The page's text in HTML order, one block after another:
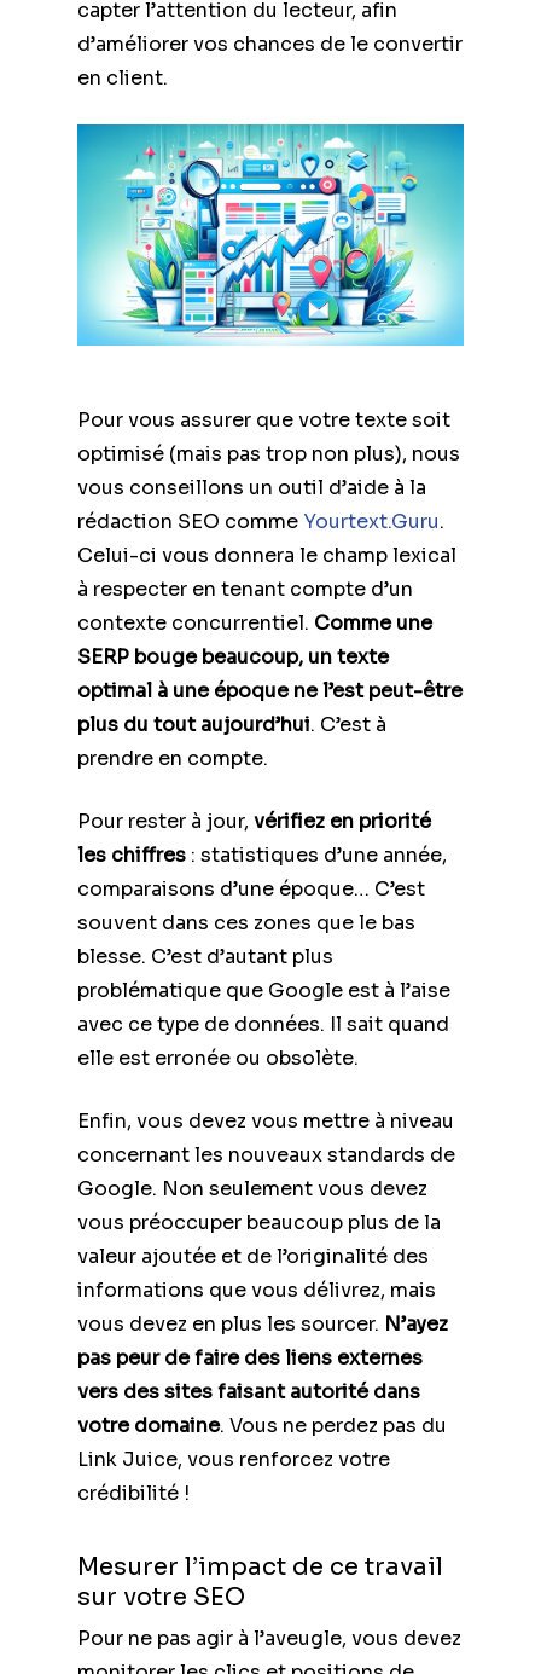
capter l’attention du lecteur, afin
d’améliorer vos chances de le convertir
en client.
Pour vous assurer que votre texte soit
optimisé (mais pas trop non plus), nous
vous conseillons un outil d’aide à la
rédaction SEO comme Yourtext.Guru.
Celui-ci vous donnera le champ lexical
à respecter en tenant compte d’un
contexte concurrentiel. Comme une
SERP bouge beaucoup, un texte
optimal à une époque ne l’est peut-être
plus du tout aujourd’hui. C’est à
prendre en compte.
Pour rester à jour, vérifiez en priorité
les chiffres : statistiques d’une année,
comparaisons d’une époque… C’est
souvent dans ces zones que le bas
blesse. C’est d’autant plus
problématique que Google est à l’aise
avec ce type de données. Il sait quand
elle est erronée ou obsolète.
Enfin, vous devez vous mettre à niveau
concernant les nouveaux standards de
Google. Non seulement vous devez
vous préoccuper beaucoup plus de la
valeur ajoutée et de l’originalité des
informations que vous délivrez, mais
vous devez en plus les sourcer. N’ayez
pas peur de faire des liens externes
vers des sites faisant autorité dans
votre domaine. Vous ne perdez pas du
Link Juice, vous renforcez votre
crédibilité !
Mesurer l’impact de ce travail
sur votre SEO
Pour ne pas agir à l’aveugle, vous devez